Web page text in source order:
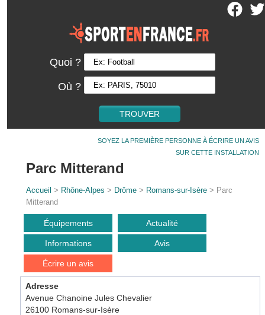
Quoi ?
Où ?
SOYEZ LA PREMIÈRE PERSONNE À ÉCRIRE UN AVIS
SUR CETTE INSTALLATION
Parc Mitterand
Accueil > Rhône-Alpes > Drôme > Romans-sur-Isère > Parc
Mitterand
Équipements Actualité
Informations Avis
Écrire un avis
Adresse
Avenue Chanoine Jules Chevalier
26100 Romans-sur-Isère